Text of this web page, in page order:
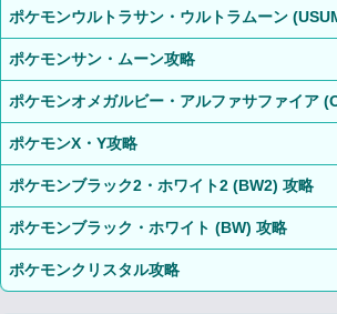
ポケモンウルトラサン・ウルトラムーン
ポケモンサン・ムーン攻略
ポケモンオメガルビー・アルファサファイア
ポケモンX・Y攻略
ポケモンブラック2・ホワイト2 (BW2) 攻略
ポケモンブラック・ホワイト (BW) 攻略
ポケモンクリスタル攻略